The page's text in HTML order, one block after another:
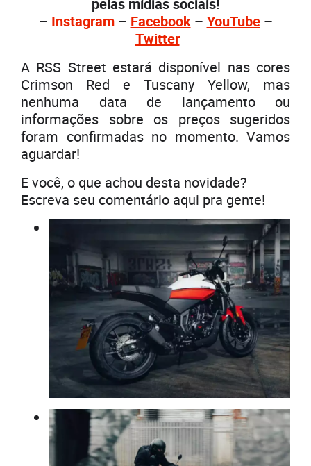
pelas mídias sociais!
– Instagram– Facebook– YouTube–
Twitter
A RSS Street estará disponível nas cores
Crimson Red e Tuscany Yellow, mas
nenhuma data de lançamento ou
informações sobre os preços sugeridos
foram confirmadas no momento. Vamos
aguardar!
E você, o que achou desta novidade?
Escreva seu comentário aqui pra gente!